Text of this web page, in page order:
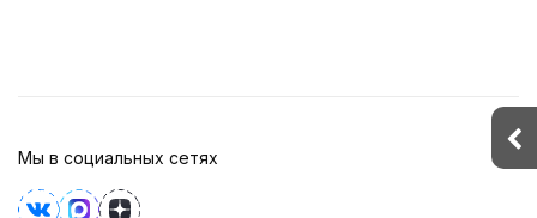
Мы в социальных сетях